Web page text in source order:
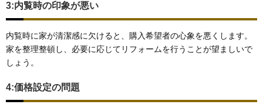
3:内覧時の印象が悪い
内覧時に家が清潔感に欠けると、購入希望者の心象を悪くします。
家を整理整頓し、必要に応じてリフォームを行うことが望ましいで
しょう。
4:価格設定の問題